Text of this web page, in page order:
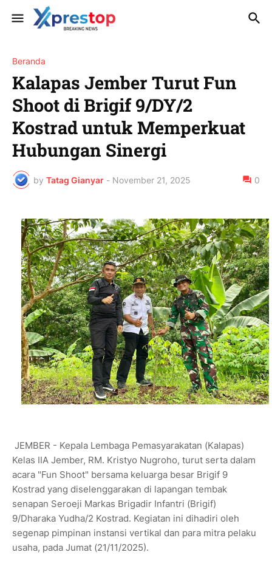
Beranda
Kalapas Jember Turut Fun
Shoot di Brigif 9/DY/2
Kostrad untuk Memperkuat
Hubungan Sinergi
by Tatag Gianyar - November 21, 2025 0
JEMBER - Kepala Lembaga Pemasyarakatan (Kalapas)
Kelas IIA Jember, RM. Kristyo Nugroho, turut serta dalam
acara "Fun Shoot" bersama keluarga besar Brigif 9
Kostrad yang diselenggarakan di lapangan tembak
senapan Seroeji Markas Brigadir Infantri (Brigif)
9/Dharaka Yudha/2 Kostrad. Kegiatan ini dihadiri oleh
segenap pimpinan instansi vertikal dan para mitra pelaku
usaha, pada Jumat (21/11/2025).